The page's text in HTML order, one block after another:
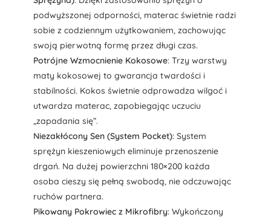
podwyższonej odporności, materac świetnie radzi
sobie z codziennym użytkowaniem, zachowując
swoją pierwotną formę przez długi czas.
Potrójne Wzmocnienie Kokosowe: Trzy warstwy
maty kokosowej to gwarancja twardości i
stabilności. Kokos świetnie odprowadza wilgoć i
utwardza materac, zapobiegając uczuciu
„zapadania się”.
Niezakłócony Sen (System Pocket): System
sprężyn kieszeniowych eliminuje przenoszenie
drgań. Na dużej powierzchni 180×200 każda
osoba cieszy się pełną swobodą, nie odczuwając
ruchów partnera.
Pikowany Pokrowiec z Mikrofibry: Wykończony